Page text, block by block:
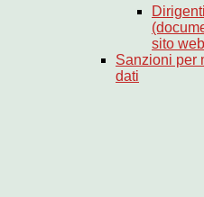
sito
Sanzioni per
dati